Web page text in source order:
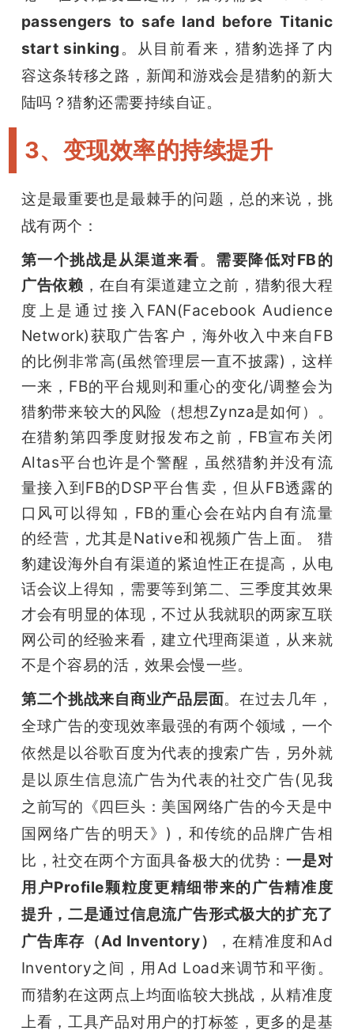
passengers to safe land before Titanic
start sinking 。从目前看来，猎豹选择了内
容这条转移之路，新闻和游戏会是猎豹的新大
陆吗？猎豹还需要持续自证。
3、变现效率的持续提升
这是最重要也是最棘手的问题，总的来说，挑
战有两个：
第一个挑战是从渠道来看。 需要降低对FB的
广告依赖 ，在自有渠道建立之前，猎豹很大程
度上是通过接入FAN(Facebook Audience
Network)获取广告客户，海外收入中来自FB
的比例非常高(虽然管理层一直不披露)，这样
一来，FB的平台规则和重心的变化/调整会为
猎豹带来较大的风险（想想Zynza是如何）。
在猎豹第四季度财报发布之前，FB宣布关闭
Altas平台也许是个警醒，虽然猎豹并没有流
量接入到FB的DSP平台售卖，但从FB透露的
口风可以得知，FB的重心会在站内自有流量
的经营，尤其是Native和视频广告上面。 猎
豹建设海外自有渠道的紧迫性正在提高，从电
话会议上得知，需要等到第二、三季度其效果
才会有明显的体现，不过从我就职的两家互联
网公司的经验来看，建立代理商渠道，从来就
不是个容易的活，效果会慢一些。
第二个挑战来自商业产品层面。在过去几年，
全球广告的变现效率最强的有两个领域，一个
依然是以谷歌百度为代表的搜索广告，另外就
是以原生信息流广告为代表的社交广告(见我
之前写的《四巨头：美国网络广告的今天是中
国网络广告的明天》)，和传统的品牌广告相
比，社交在两个方面具备极大的优势：一是对
用户Profile颗粒度更精细带来的广告精准度
提升，二是通过信息流广告形式极大的扩充了
广告库存（Ad Inventory）
，在精准度和Ad
Inventory之间，用Ad Load来调节和平衡。
而猎豹在这两点上均面临较大挑战，从精准度
上看，工具产品对用户的打标签，更多的是基